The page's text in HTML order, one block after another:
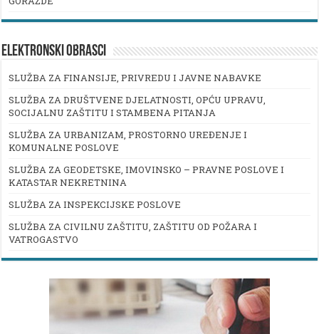
ELEKTRONSKI OBRASCI
SLUŽBA ZA FINANSIJE, PRIVREDU I JAVNE NABAVKE
SLUŽBA ZA DRUŠTVENE DJELATNOSTI, OPĆU UPRAVU,
SOCIJALNU ZAŠTITU I STAMBENA PITANJA
SLUŽBA ZA URBANIZAM, PROSTORNO UREĐENJE I
KOMUNALNE POSLOVE
SLUŽBA ZA GEODETSKE, IMOVINSKO – PRAVNE POSLOVE I
KATASTAR NEKRETNINA
SLUŽBA ZA INSPEKCIJSKE POSLOVE
SLUŽBA ZA CIVILNU ZAŠTITU, ZAŠTITU OD POŽARA I
VATROGASTVO